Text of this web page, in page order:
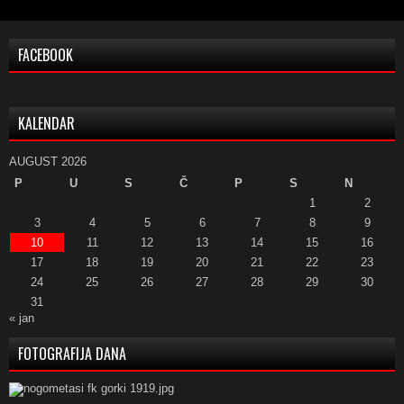
FACEBOOK
KALENDAR
AUGUST 2026
P
U S Č P S
N
1
2
3
4 5 6 7 8
9
10
11 12 13 14 15
16
17
18 19 20 21 22
23
24
25 26 27 28 29
30
31
« jan
FOTOGRAFIJA DANA